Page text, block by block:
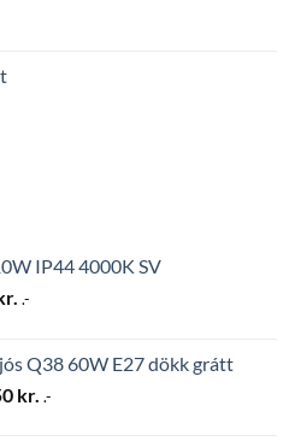
IP44 4000K SV
Current
1.956 kr..
.-
Q38 60W E27 dökk grátt
kr. Current
.-